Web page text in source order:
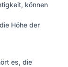
können
Höhe der
es, die